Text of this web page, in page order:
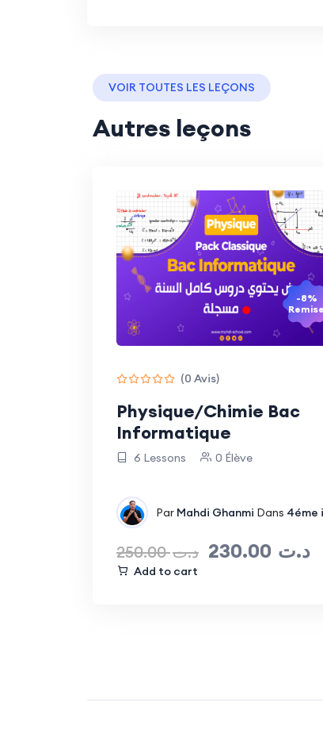
VOIR TOUTES LES LEÇONS
Autres leçons
-8%
Remise
(0 Avis)
Physique/Chimie Bac
Informatique
6 Lessons 0 Élève
Par Mahdi Ghanmi Dans 4éme
250.00د.ت 230.00 د.ت
Add to cart